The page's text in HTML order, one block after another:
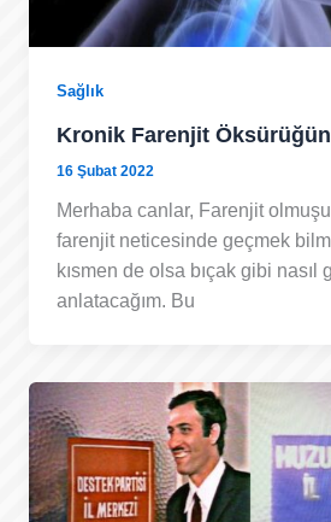
Sağlık
Kronik Farenjit
16 Şubat 2022
Merhaba canlar, Farenjit
farenjit neticesinde geçmek
kısmen de olsa bıçak gibi nasıl
anlatacağım. Bu